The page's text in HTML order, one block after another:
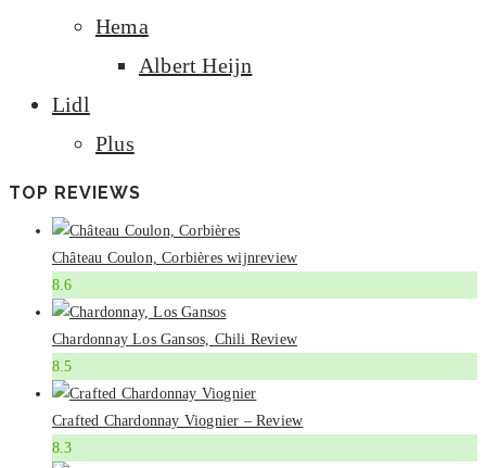
Hema
Albert Heijn
Lidl
Plus
TOP REVIEWS
Château Coulon, Corbières wijnreview
8.6
Chardonnay Los Gansos, Chili Review
8.5
Crafted Chardonnay Viognier – Review
8.3